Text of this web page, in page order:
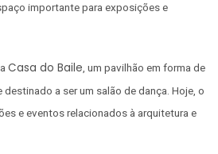
importante para exposições e
Casa do Baile, um pavilhão em forma de
a ser um salão de dança. Hoje, o
e eventos relacionados à arquitetura e